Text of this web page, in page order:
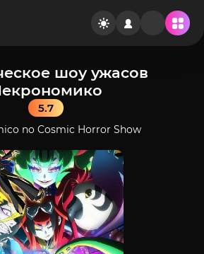
шоу ужасов
5.7
no Cosmic Horror Show